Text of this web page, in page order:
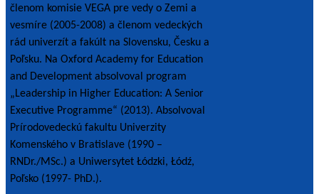
členom komisie VEGA pre vedy o Zemi a
vesmíre (2005-2008) a členom vedeckých
rád univerzít a fakúlt na Slovensku, Česku a
Poľsku. Na Oxford Academy for Education
and Development absolvoval program
„Leadership in Higher Education: A Senior
Executive Programme“ (2013). Absolvoval
Prírodovedeckú fakultu Univerzity
Komenského v Bratislave (1990 –
RNDr./MSc.) a Uniwersytet Łódzki, Łódź,
Poľsko (1997- PhD.).